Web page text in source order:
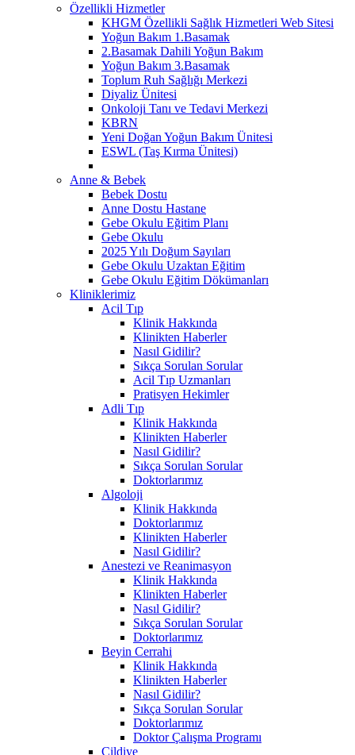
Özellikli Hizmetler
KHGM Özellikli Sağlık Hizmetleri Web Sitesi
Yoğun Bakım 1.Basamak
2.Basamak Dahili Yoğun Bakım
Yoğun Bakım 3.Basamak
Toplum Ruh Sağlığı Merkezi
Diyaliz Ünitesi
Onkoloji Tanı ve Tedavi Merkezi
KBRN
Yeni Doğan Yoğun Bakım Ünitesi
ESWL (Taş Kırma Ünitesi)
Anne & Bebek
Bebek Dostu
Anne Dostu Hastane
Gebe Okulu Eğitim Planı
Gebe Okulu
2025 Yılı Doğum Sayıları
Gebe Okulu Uzaktan Eğitim
Gebe Okulu Eğitim Dökümanları
Kliniklerimiz
Acil Tıp
Klinik Hakkında
Klinikten Haberler
Nasıl Gidilir?
Sıkça Sorulan Sorular
Acil Tıp Uzmanları
Pratisyen Hekimler
Adli Tıp
Klinik Hakkında
Klinikten Haberler
Nasıl Gidilir?
Sıkça Sorulan Sorular
Doktorlarımız
Algoloji
Klinik Hakkında
Doktorlarımız
Klinikten Haberler
Nasıl Gidilir?
Anestezi ve Reanimasyon
Klinik Hakkında
Klinikten Haberler
Nasıl Gidilir?
Sıkça Sorulan Sorular
Doktorlarımız
Beyin Cerrahi
Klinik Hakkında
Klinikten Haberler
Nasıl Gidilir?
Sıkça Sorulan Sorular
Doktorlarımız
Doktor Çalışma Programı
Cildiye